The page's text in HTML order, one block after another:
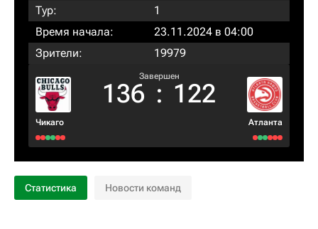
Тур:
1
Время начала:
23.11.2024 в 04:00
Зрители:
19979
Чикаго
Завершен
136 : 122
Атланта
Статистика Новости команд